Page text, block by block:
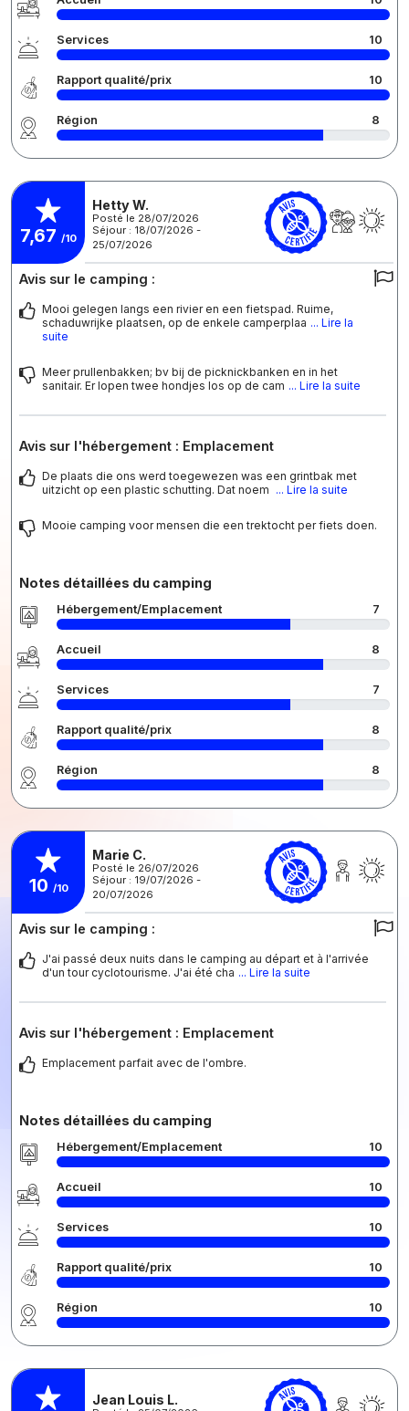
Services 10
Rapport qualité/prix 10
Région 8
7,67 /10
Hetty W.
Posté le 28/07/2026
Séjour : 18/07/2026 -
25/07/2026
Avis sur le camping :
Mooi gelegen langs een rivier en een fietspad. Ruime,
schaduwrijke plaatsen, op de enkele camperplaa ... Lire la
suite
Meer prullenbakken; bv bij de picknickbanken en in het
sanitair. Er lopen twee hondjes los op de cam ... Lire la suite
Avis sur l'hébergement : Emplacement
De plaats die ons werd toegewezen was een grintbak met
uitzicht op een plastic schutting. Dat noem ... Lire la suite
Mooie camping voor mensen die een trektocht per fiets doen.
Notes détaillées du camping
Hébergement/Emplacement 7
Accueil 8
Services 7
Rapport qualité/prix 8
Région 8
10 /10
Marie C.
Posté le 26/07/2026
Séjour : 19/07/2026 -
20/07/2026
Avis sur le camping :
J'ai passé deux nuits dans le camping au départ et à l'arrivée
d'un tour cyclotourisme. J'ai été cha ... Lire la suite
Avis sur l'hébergement : Emplacement
Emplacement parfait avec de l'ombre.
Notes détaillées du camping
Hébergement/Emplacement 10
Accueil 10
Services 10
Rapport qualité/prix 10
Région 10
Jean Louis L.